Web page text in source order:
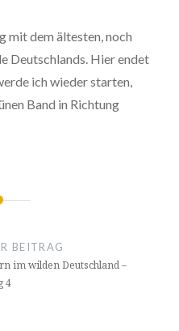
mit dem ältesten, noch
Deutschlands. Hier endet
ich wieder starten,
Band in Richtung
BEITRAG
im wilden Deutschland –
4